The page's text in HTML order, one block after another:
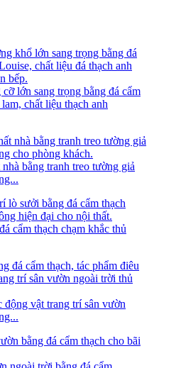
lớn sang trọng bằng đá cẩm
chất liệu thạch anh
bằng tranh treo tường giả
cẩm thạch chạm khắc thủ
động vật trang trí sân vườn